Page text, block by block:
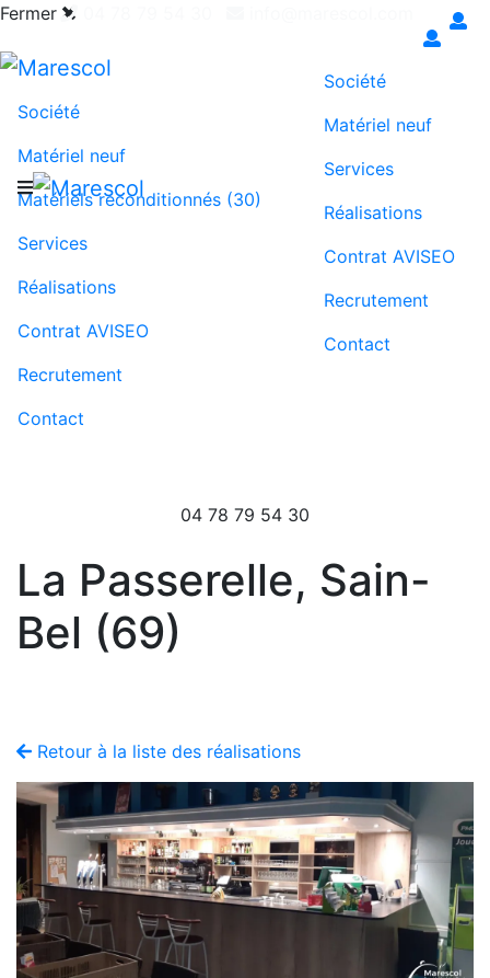
Exigez le contrat AVISEO pour une maintenance
Société
Matériel neuf
Services
Réalisations
Contrat AVISEO
Recrutement
Contact
Fermer
Société
Matériel neuf
Matériels reconditionnés (30)
Services
Réalisations
Contrat AVISEO
Recrutement
Contact
04 78 79 54 30
La Passerelle, Sain-
Bel (69)
Retour à la liste des réalisations